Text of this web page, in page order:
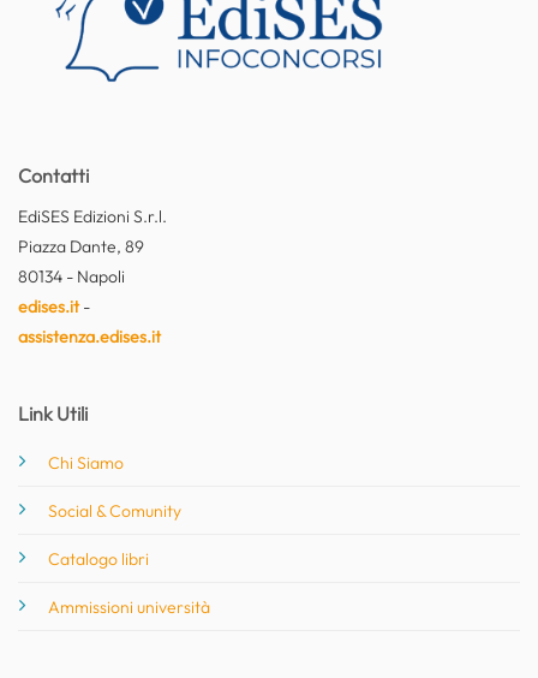
Contatti
EdiSES Edizioni S.r.l.
Piazza Dante, 89
80134 - Napoli
edises.it-
assistenza.edises.it
Link Utili
Chi Siamo
Social & Comunity
Catalogo libri
Ammissioni università